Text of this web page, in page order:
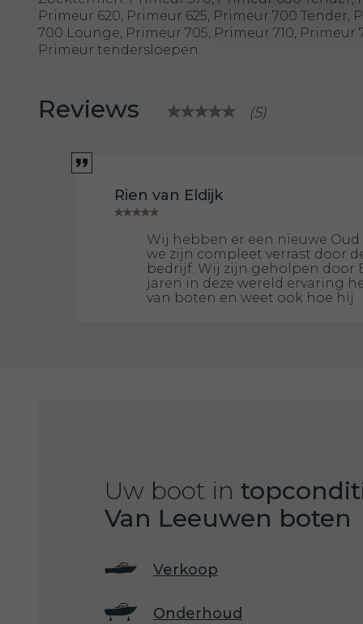
Primeur 620, Primeur 625, Primeur 700 Tender,
700 Lounge, Primeur 705, Primeur 710, Primeur
Primeur tendersloepen.
Reviews (5)
Rien van Eldijk
Wij hebben er een nieuwe
we zijn compleet verrast door
bedrijf. Wij zijn geholpen door
jaren in deze wereld ervaring
van boten en weet ook hoe hij
Uw boot in
Van Leeuwen boten
Verkoop
Onderhoud